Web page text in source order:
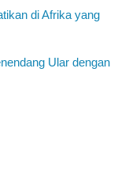
di Afrika yang
Ular dengan